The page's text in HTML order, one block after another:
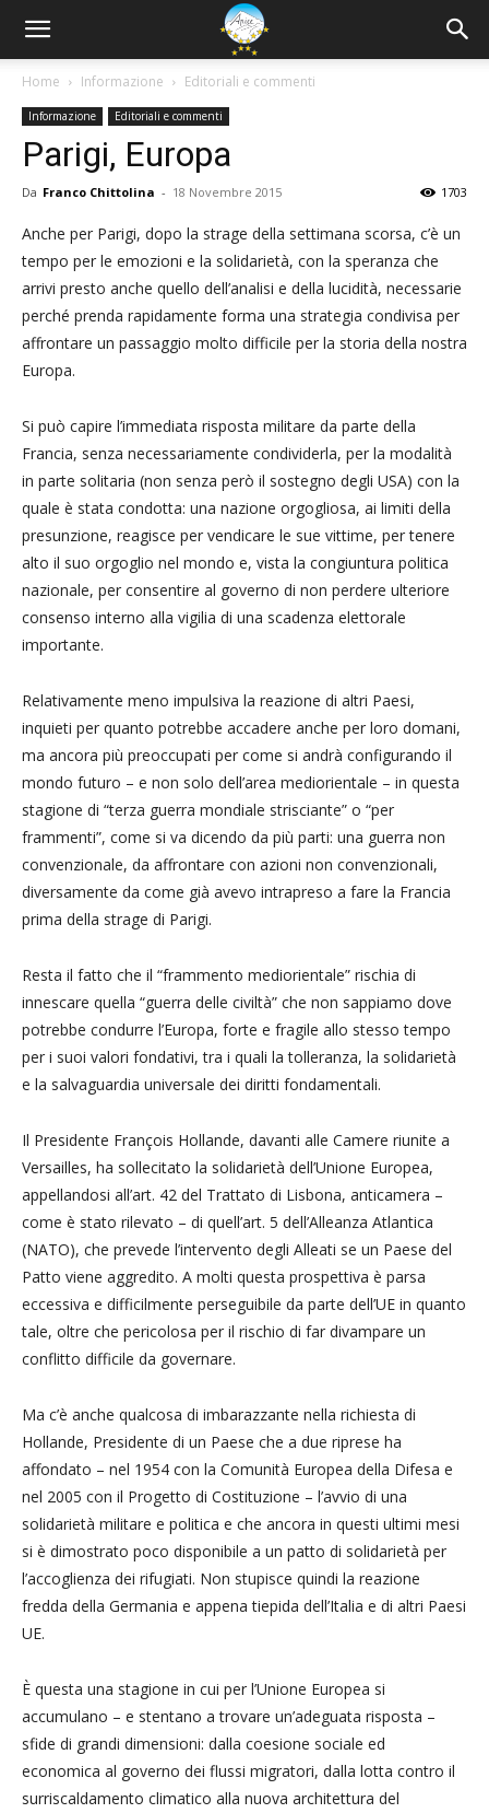
Home Informazione Editoriali e commenti
Informazione Editoriali e commenti
Parigi, Europa
Da Franco Chittolina - 18 Novembre 2015 1703
Anche per Parigi, dopo la strage della settimana scorsa, c’è un
tempo per le emozioni e la solidarietà, con la speranza che
arrivi presto anche quello dell’analisi e della lucidità, necessarie
perché prenda rapidamente forma una strategia condivisa per
affrontare un passaggio molto difficile per la storia della nostra
Europa.
Si può capire l’immediata risposta militare da parte della
Francia, senza necessariamente condividerla, per la modalità
in parte solitaria (non senza però il sostegno degli USA) con la
quale è stata condotta: una nazione orgogliosa, ai limiti della
presunzione, reagisce per vendicare le sue vittime, per tenere
alto il suo orgoglio nel mondo e, vista la congiuntura politica
nazionale, per consentire al governo di non perdere ulteriore
consenso interno alla vigilia di una scadenza elettorale
importante.
Relativamente meno impulsiva la reazione di altri Paesi,
inquieti per quanto potrebbe accadere anche per loro domani,
ma ancora più preoccupati per come si andrà configurando il
mondo futuro – e non solo dell’area mediorientale – in questa
stagione di “terza guerra mondiale strisciante” o “per
frammenti”, come si va dicendo da più parti: una guerra non
convenzionale, da affrontare con azioni non convenzionali,
diversamente da come già avevo intrapreso a fare la Francia
prima della strage di Parigi.
Resta il fatto che il “frammento mediorientale” rischia di
innescare quella “guerra delle civiltà” che non sappiamo dove
potrebbe condurre l’Europa, forte e fragile allo stesso tempo
per i suoi valori fondativi, tra i quali la tolleranza, la solidarietà
e la salvaguardia universale dei diritti fondamentali.
Il Presidente François Hollande, davanti alle Camere riunite a
Versailles, ha sollecitato la solidarietà dell’Unione Europea,
appellandosi all’art. 42 del Trattato di Lisbona, anticamera –
come è stato rilevato – di quell’art. 5 dell’Alleanza Atlantica
(NATO), che prevede l’intervento degli Alleati se un Paese del
Patto viene aggredito. A molti questa prospettiva è parsa
eccessiva e difficilmente perseguibile da parte dell’UE in quanto
tale, oltre che pericolosa per il rischio di far divampare un
conflitto difficile da governare.
Ma c’è anche qualcosa di imbarazzante nella richiesta di
Hollande, Presidente di un Paese che a due riprese ha
affondato – nel 1954 con la Comunità Europea della Difesa e
nel 2005 con il Progetto di Costituzione – l’avvio di una
solidarietà militare e politica e che ancora in questi ultimi mesi
si è dimostrato poco disponibile a un patto di solidarietà per
l’accoglienza dei rifugiati. Non stupisce quindi la reazione
fredda della Germania e appena tiepida dell’Italia e di altri Paesi
UE.
È questa una stagione in cui per l’Unione Europea si
accumulano – e stentano a trovare un’adeguata risposta –
sfide di grandi dimensioni: dalla coesione sociale ed
economica al governo dei flussi migratori, dalla lotta contro il
surriscaldamento climatico alla nuova architettura del